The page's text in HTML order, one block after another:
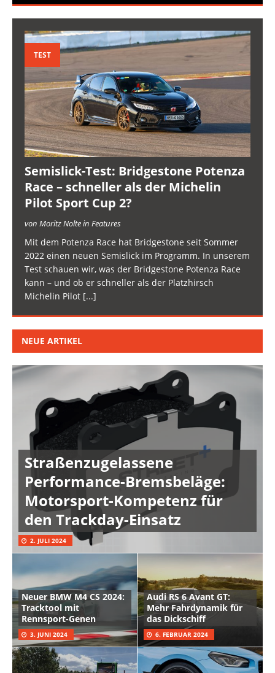
TEST
Semislick-Test: Bridgestone Potenza
Race – schneller als der Michelin
Pilot Sport Cup 2?
von Moritz Nolte in Features
Mit dem Potenza Race hat Bridgestone seit Sommer
2022 einen neuen Semislick im Programm. In unserem
Test schauen wir, was der Bridgestone Potenza Race
kann – und ob er schneller als der Platzhirsch
Michelin Pilot [...]
NEUE ARTIKEL
Straßenzugelassene
Performance-Bremsbeläge:
Motorsport-Kompetenz für
den Trackday-Einsatz
2. JULI 2024
Neuer BMW M4 CS 2024:
Tracktool mit
Rennsport-Genen
3. JUNI 2024
Audi RS 6 Avant GT:
Mehr Fahrdynamik für
das Dickschiff
6. FEBRUAR 2024